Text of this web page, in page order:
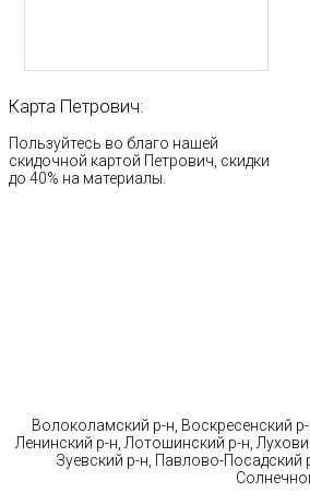
Карта Петрович:
Пользуйтесь во благо нашей
скидочной картой Петрович, скидки
до 40% на материалы.
Волоколамский р-н, Воскресенский
Ленинский р-н, Лотошинский р-н,
Зуевский р-н, Павлово-Посадский